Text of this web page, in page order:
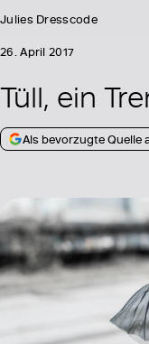
Julies Dresscode
26. April 2017
Tüll, ein
Als bevorzugte Quelle